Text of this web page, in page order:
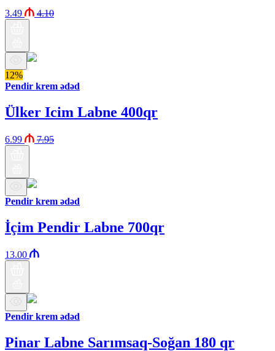
3.49 4.10
12%
Pendir krem ədəd
Ülker Icim Labne 400qr
6.99 7.95
Pendir krem ədəd
İçim Pendir Labne 700qr
13.00
Pendir krem ədəd
Pinar Labne Sarımsaq-Soğan 180 qr